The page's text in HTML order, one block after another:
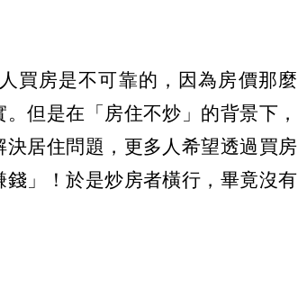
買房是不可靠的，因為房價那麼
但是在「房住不炒」的背景下，
居住問題，更多人希望透過買房
」！於是炒房者橫行，畢竟沒有